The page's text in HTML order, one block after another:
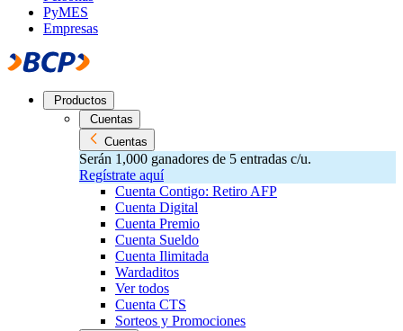
PyMES
Empresas
Productos
Cuentas
Cuentas
Serán 1,000 ganadores de 5 entradas c/u.
Regístrate aquí
Cuenta Contigo: Retiro AFP
Cuenta Digital
Cuenta Premio
Cuenta Sueldo
Cuenta Ilimitada
Wardaditos
Ver todos
Cuenta CTS
Sorteos y Promociones